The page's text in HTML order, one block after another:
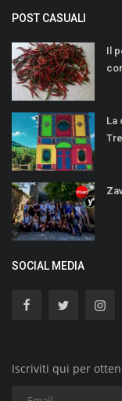
POST CASUALI
Il
La
SOCIAL MEDIA
Iscriviti qui per